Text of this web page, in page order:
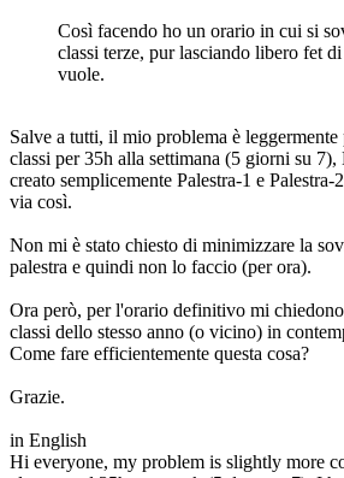
Così facendo ho un orario in cui si
classi terze, pur lasciando libero fet
vuole.
Salve a tutti, il mio problema è
classi per 35h alla settimana (5 giorni su
creato semplicemente Palestra-1 e
via così.
Non mi è stato chiesto di minimizzare la
palestra e quindi non lo faccio (per ora).
Ora però, per l'orario definitivo mi
classi dello stesso anno (o vicino) in
Come fare efficientemente questa cosa?
Grazie.
in English
Hi everyone, my problem is slightly more